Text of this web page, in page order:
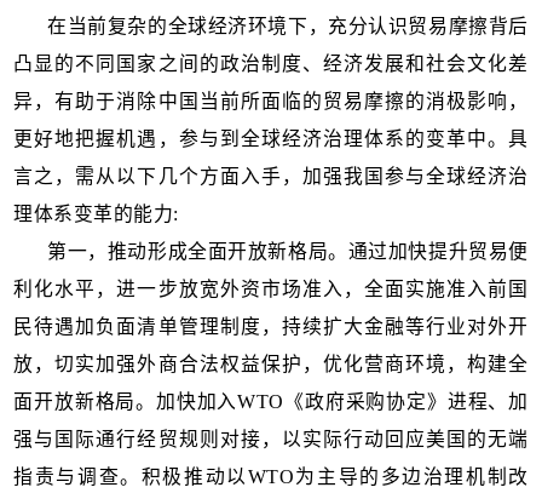
在当前复杂的全球经济环境下，充分认识贸易摩擦背后
凸显的不同国家之间的政治制度、经济发展和社会文化差
异，有助于消除中国当前所面临的贸易摩擦的消极影响，
更好地把握机遇，参与到全球经济治理体系的变革中。具
言之，需从以下几个方面入手，加强我国参与全球经济治
理体系变革的能力:
第一，推动形成全面开放新格局。通过加快提升贸易便
利化水平，进一步放宽外资市场准入，全面实施准入前国
民待遇加负面清单管理制度，持续扩大金融等行业对外开
放，切实加强外商合法权益保护，优化营商环境，构建全
面开放新格局。加快加入WTO《政府采购协定》进程、加
强与国际通行经贸规则对接，以实际行动回应美国的无端
指责与调查。积极推动以WTO为主导的多边治理机制改